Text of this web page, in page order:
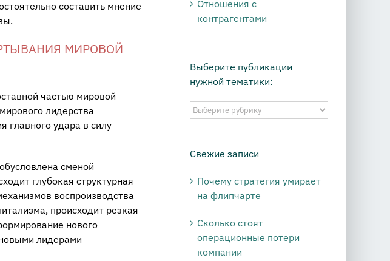
составить мнение
МИРОВОЙ
частью мировой
лидерства
главного удара в силу
сменой
глубокая структурная
воспроизводства
происходит резкая
нового
лидерами
Отношения с
контрагентами
Выберите публикации
нужной тематики:
Выберите
публикации
тематики:
Свежие записи
Почему стратегия умирает
на флипчарте
Сколько стоят
операционные потери
компании